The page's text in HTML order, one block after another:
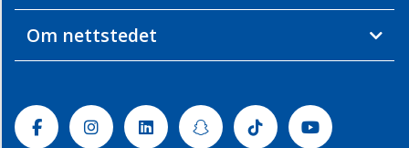
Om nettstedet
FacebookInstagramLinkedinSnapchatTiktok Youtube